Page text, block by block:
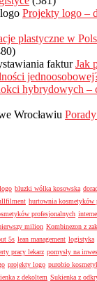
Projekty logo –
plastyczne w
Jak
hybrydowych –
bluzki wólka kosowska
hurtownia kosmetyków
profesjonalnych
milion Kombinezon z
5s lean management logistyka
pracy lekarz pomysły na
projekty logo purobio
z dekoltem Sukienka z